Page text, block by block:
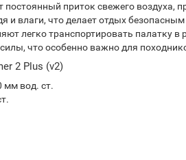
приток свежего воздуха,
влаги, что делает отдых
легко транспортировать палатку
что особенно важно для
2 Plus (v2)
мм вод. ст.